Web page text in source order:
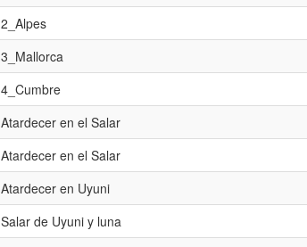
2_Alpes
3_Mallorca
4_Cumbre
Atardecer en el Salar
Atardecer en el Salar
Atardecer en Uyuni
Salar de Uyuni y luna